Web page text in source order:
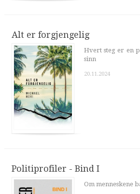
Alt er forgjengelig
Hvert steg er en
sinn
20.11.2024
Politiprofiler - Bind I
Om menneskene